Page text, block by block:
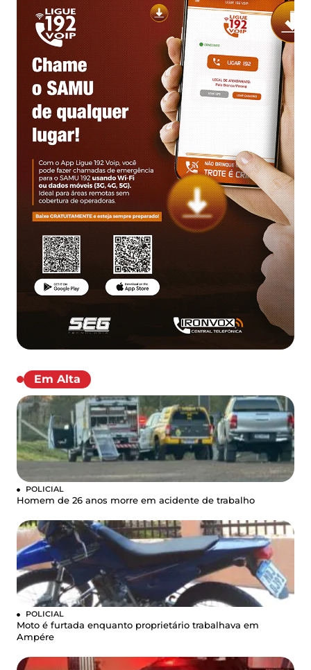
Em Alta
POLICIAL
Homem de 26 anos morre em acidente de trabalho
POLICIAL
Moto é furtada enquanto proprietário trabalhava em
Ampére